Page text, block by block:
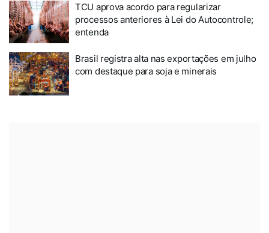
TCU aprova acordo para regularizar
processos anteriores à Lei do Autocontrole;
entenda
Brasil registra alta nas exportações em julho
com destaque para soja e minerais